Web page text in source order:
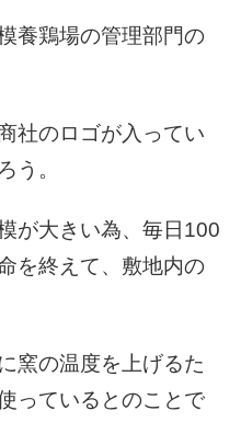
養鶏場の管理部門の
社のロゴが入ってい
う。
が大きい為、毎日100
を終えて、敷地内の
窯の温度を上げるた
っているとのことで